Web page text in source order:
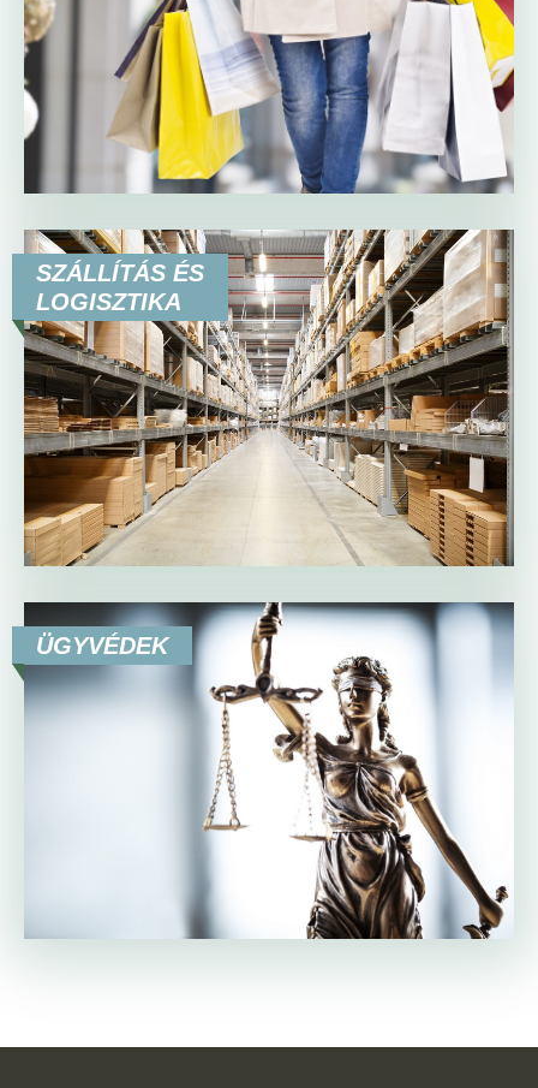
SZÁLLÍTÁS ÉS
LOGISZTIKA
ÜGYVÉDEK